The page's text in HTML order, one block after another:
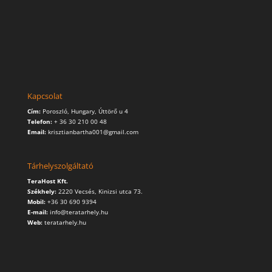
Kapcsolat
Cím: Poroszló, Hungary, Úttörő u 4
Telefon:+ 36 30 210 00 48
Email:krisztianbartha001@gmail.com
Tárhelyszolgáltató
TeraHost Kft.
Székhely: 2220 Vecsés, Kinizsi utca 73.
Mobil: +36 30 690 9394
E-mail: info@teratarhely.hu
Web: teratarhely.hu